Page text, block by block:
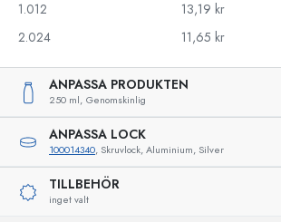
1.012
13,19 kr
2.024
11,65 kr
ANPASSA PRODUKTEN
250 ml, Genomskinlig
ANPASSA LOCK
100014340, Skruvlock, Aluminium, Silver
TILLBEHÖR
inget valt